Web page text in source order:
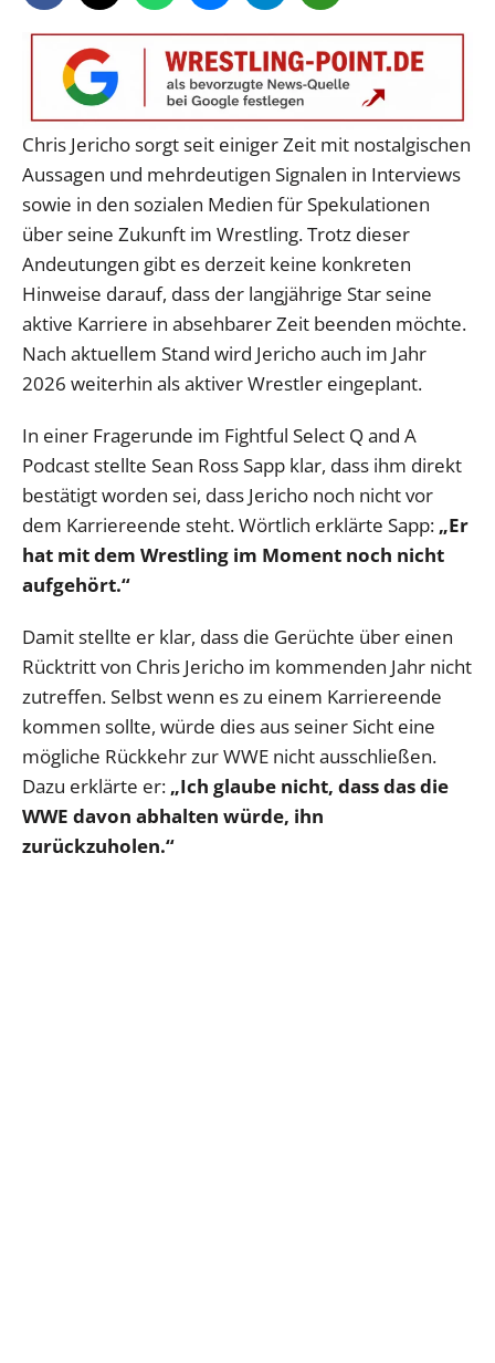
Chris Jericho sorgt seit einiger Zeit mit nostalgischen
Aussagen und mehrdeutigen Signalen in Interviews
sowie in den sozialen Medien für Spekulationen
über seine Zukunft im Wrestling. Trotz dieser
Andeutungen gibt es derzeit keine konkreten
Hinweise darauf, dass der langjährige Star seine
aktive Karriere in absehbarer Zeit beenden möchte.
Nach aktuellem Stand wird Jericho auch im Jahr
2026 weiterhin als aktiver Wrestler eingeplant.
In einer Fragerunde im Fightful Select Q and A
Podcast stellte Sean Ross Sapp klar, dass ihm direkt
bestätigt worden sei, dass Jericho noch nicht vor
dem Karriereende steht. Wörtlich erklärte Sapp: „Er
hat mit dem Wrestling im Moment noch nicht
aufgehört.“
Damit stellte er klar, dass die Gerüchte über einen
Rücktritt von Chris Jericho im kommenden Jahr nicht
zutreffen. Selbst wenn es zu einem Karriereende
kommen sollte, würde dies aus seiner Sicht eine
mögliche Rückkehr zur WWE nicht ausschließen.
Dazu erklärte er: „Ich glaube nicht, dass das die
WWE davon abhalten würde, ihn
zurückzuholen.“